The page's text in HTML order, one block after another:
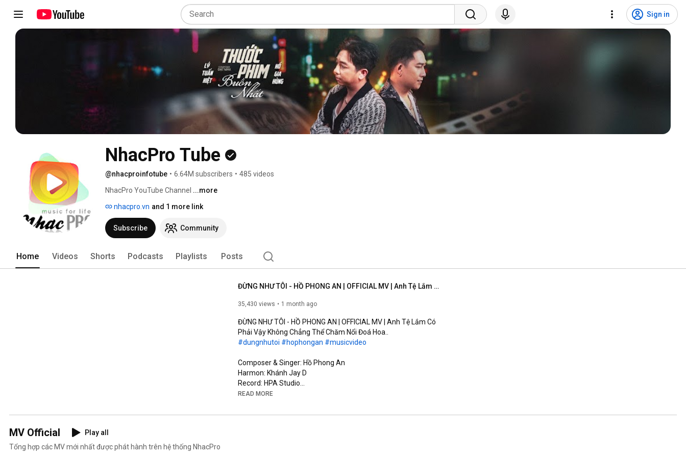
Sign in
NhacPro Tube
@nhacproinfotube • 6.64M subscribers • 485 videos
NhacPro YouTube Channel ...more
nhacpro.vn and 1 more link
Subscribe Community
Home Videos Shorts Podcasts Playlists Posts
ĐỪNG NHƯ TÔI - HỒ PHONG AN | OFFICIAL MV | Anh Tệ Lắm Có Phải Vậy Không Chẳng Thể Chăm Nổi Đoá Hoa..
35,430 views 1 month ago
ĐỪNG NHƯ TÔI - HỒ PHONG AN | OFFICIAL MV | Anh Tệ Lắm Có
#dungnhutoi #hophongan #musicvideo
Composer & Singer: Hồ Phong An
Harmon: Khánh Jay D
Record: HPA Studio
Mix Master & Background Vocal: Đinh Hoàng Quốc
Screenwriter: Võ Thị Bích Trâm
READ MORE
MV Official
Play all
Tổng hợp các MV mới nhất được phát hành trên hệ thống NhacPro